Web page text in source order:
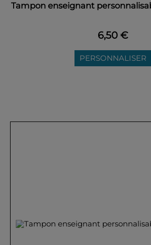
Tampon enseignant
6,50 €
PERSONNALISER